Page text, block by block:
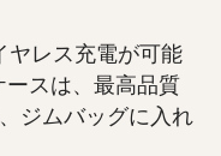
ヤレス充電が可能
ースは、最高品質
ジムバッグに入れ